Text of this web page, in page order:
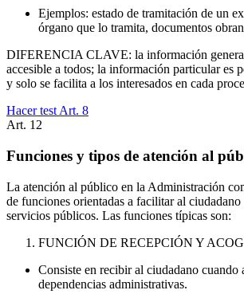
Ejemplos: estado de tramitación de un
órgano que lo tramita, documentos
DIFERENCIA CLAVE: la información
accesible a todos; la información particular es
y solo se facilita a los interesados en cada
Hacer test Art. 8
Art. 12
Funciones y tipos de atención al
La atención al público en la Administración
de funciones orientadas a facilitar al ciudadano
servicios públicos. Las funciones típicas son:
FUNCIÓN DE RECEPCIÓN Y
Consiste en recibir al ciudadano cuando
dependencias administrativas.